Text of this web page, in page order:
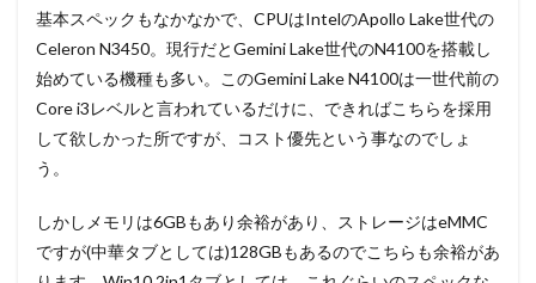
基本スペックもなかなかで、CPUはIntelのApollo Lake世代の
Celeron N3450。現行だとGemini Lake世代のN4100を搭載し
始めている機種も多い。このGemini Lake N4100は一世代前の
Core i3レベルと言われているだけに、できればこちらを採用
して欲しかった所ですが、コスト優先という事なのでしょ
う。
しかしメモリは6GBもあり余裕があり、ストレージはeMMC
ですが(中華タブとしては)128GBもあるのでこちらも余裕があ